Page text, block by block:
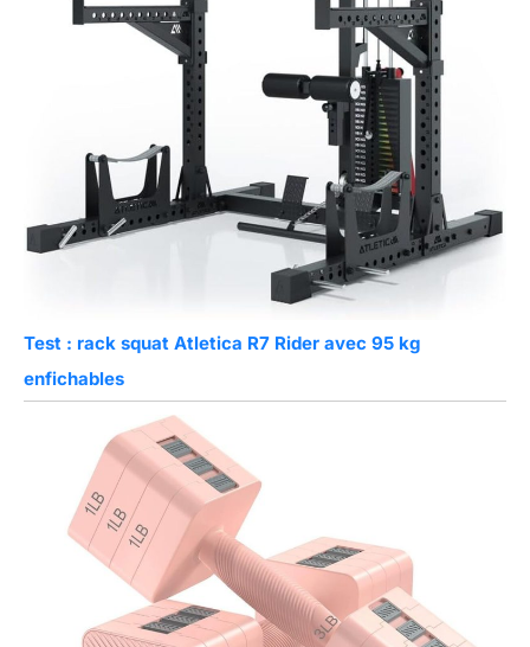
Test : rack squat Atletica R7 Rider avec 95 kg
enfichables